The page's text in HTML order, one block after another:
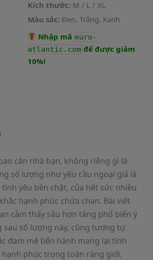
Kích thước: M / L / XL
Màu sắc: Đen, Trắng, Xanh
Nhập mã euro-
atlantic.com để được giảm
10%!
căn nhà bạn, không riêng gì là
số lượng như yêu cầu ngoại giả là
yêu bền chặt, của hết sức nhiều
hạnh phúc chứa chan. Bài viết
cảm thấy sâu hơn tăng phổ biến ý
sau số lượng này, cũng tương tự
đam mê tiến hành mang lại tình
hạnh phúc trong toàn ráng giới.